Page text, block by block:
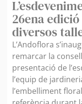
26ena
diversos
L’Andoflora
remarcar la
presentació de
l’equip de
l’embelliment